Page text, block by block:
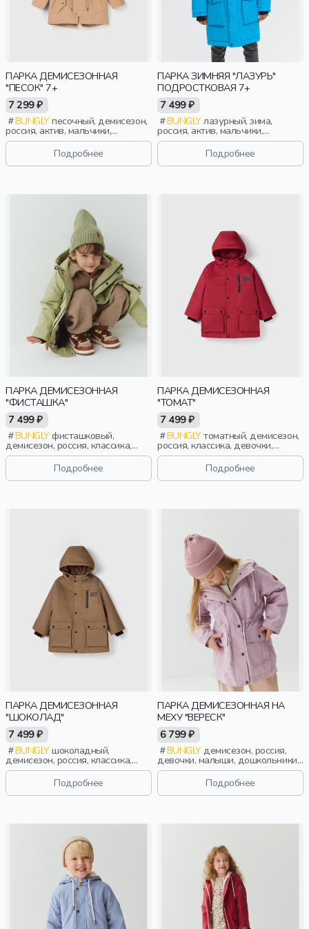
ПАРКА ДЕМИСЕЗОННАЯ
"ПЕСОК" 7+
7 299 ₽
BUNGLYпесочный, демисезон,
россия, актив, мальчики,
школьники, подростки, дети
Подробнее
ПАРКА ЗИМНЯЯ "ЛАЗУРЬ"
ПОДРОСТКОВАЯ 7+
7 499 ₽
BUNGLYлазурный, зима,
россия, актив, мальчики,
школьники, подростки, дети
Подробнее
ПАРКА ДЕМИСЕЗОННАЯ
"ФИСТАШКА"
7 499 ₽
BUNGLYфисташковый,
демисезон, россия, классика,
мальчики, малыши, дошкольники,
Подробнее
ПАРКА ДЕМИСЕЗОННАЯ
"ТОМАТ"
7 499 ₽
BUNGLYтоматный, демисезон,
россия, классика, девочки,
малыши, дошкольники, дети
Подробнее
ПАРКА ДЕМИСЕЗОННАЯ
"ШОКОЛАД"
7 499 ₽
BUNGLYшоколадный,
демисезон, россия, классика,
мальчики, малыши, дошкольники,
Подробнее
ПАРКА ДЕМИСЕЗОННАЯ НА
МЕХУ "ВЕРЕСК"
6 799 ₽
BUNGLYдемисезон, россия,
девочки, малыши, дошкольники,
дети
Подробнее